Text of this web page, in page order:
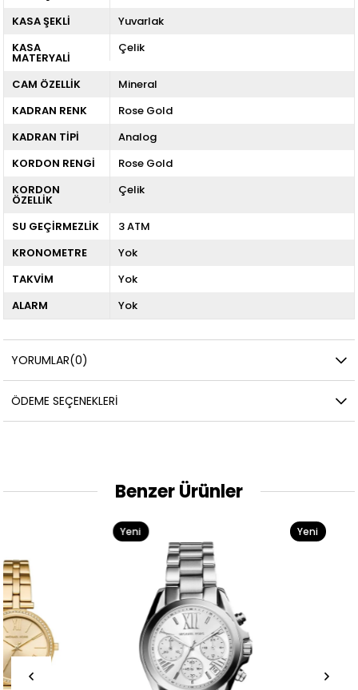
KASA ŞEKLİ
Yuvarlak
KASA
MATERYALİ
Çelik
CAM ÖZELLİK
Mineral
KADRAN RENK
Rose Gold
KADRAN TİPİ
Analog
KORDON RENGİ
Rose Gold
KORDON
ÖZELLİK
Çelik
SU GEÇİRMEZLİK
3 ATM
KRONOMETRE
Yok
TAKVİM
Yok
ALARM
Yok
YORUMLAR(0)
ÖDEME SEÇENEKLERI
Benzer Ürünler
Ürün